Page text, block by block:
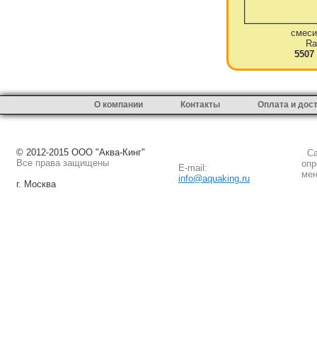
5507
О компании Контакты Оплата и
© 2012-2015 ООО "Аква-Кинг"
Все права защищены
г. Москва
E-mail:
info@aquaking.ru